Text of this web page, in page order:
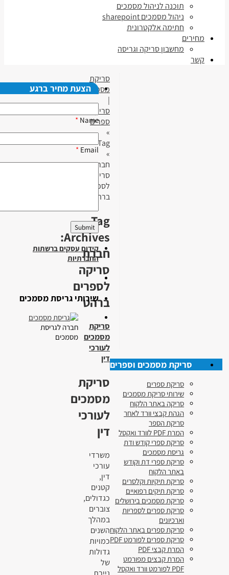
תוכנה לניהול מסמכים
ניהול מסמכים sharepoint
חתימה אלקטרונית
מחירים
מחשבון סריקה וגריסה
קשר
סריקת
מסמכים
|
סריקת
ספרים
»
Tag
»
חברת
סריקה
לספרים
ברהט
Tag
Archives:
חברת
סריקה
לספרים
ברהט
סריקת
מסמכים
לעורכי
דין
סריקת
מסמכים
לעורכי
דין
משרדי
עורכי
דין,
קטנים
כגדולים,
צוברים
במהלך
השנים
כמויות
גדולות
של
הצעת מחיר ברגע
Name
*
Email
*
קידום עסקים ברשתות
החברתיות
שירותי גריסת מסמכים
חברה לגריסת
מסמכים
סריקת מסמכים וספרים
סריקת ספרים
שירותי סריקת מסמכים
סריקה באתר הלקוח
הגהת קבצי וורד לאחר
סריקת הספר
המרת PDF לוורד ואקסל
סריקת ספרי קודש ודת
גריסת מסמכים
סריקת ספרי דת וקודש
באתר הלקוח
סריקת תיקיות וקלסרים
סריקת תיקים רפואיים
סריקת מסמכים בירושלים
סריקת ספרים לספריות
וארכיונים
סריקת ספרים באתר הלקוח
סריקת ספרים לפורמט PDF
המרת קבצי PDF
המרת קבצים מפורמט
PDF לפורמט וורד ואקסל